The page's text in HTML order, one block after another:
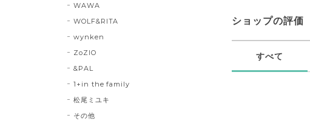
ショップの評価
すべて
WAWA
WOLF&RITA
wynken
ZoZIO
&PAL
1+in the family
松尾ミユキ
その他